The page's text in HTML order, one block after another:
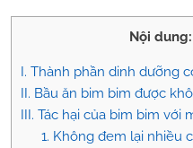
Nội dung:
I. Thành phần dinh dưỡng
II. Bầu ăn bim bim được
III. Tác hại của bim bim với
1. Không đem lại nhiều